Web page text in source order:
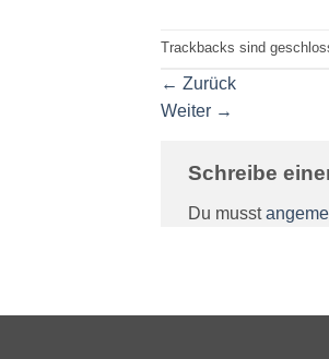
Trackbacks sind
← Zurück
Weiter →
Schreibe
Du musst